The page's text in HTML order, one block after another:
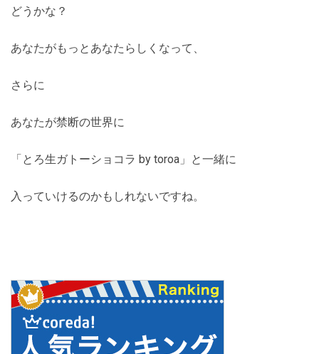
どうかな？
あなたがもっとあなたらしくなって、
さらに
あなたが禁断の世界に
「とろ生ガトーショコラ by toroa」と一緒に
入っていけるのかもしれないですね。